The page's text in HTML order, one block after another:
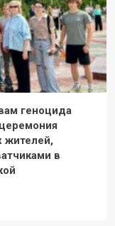
геноцида
жителей,
в